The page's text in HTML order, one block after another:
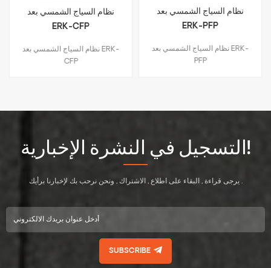
نظام السياج الشمسي بعد
ERK-CFP
نظام السياج الشمسي بعد ERK-
CFP
نظام السياج الشمسي بعد
ERK-PFP
نظام السياج الشمسي بعد ERK-
PFP
التسجيل في النشرة الإخبارية!
يرجى قراءة , البقاء على اطلاع , الاشتراك , ونحن نرحب بك لإخبارنا برأيك .
SUBSCRIBE